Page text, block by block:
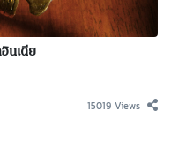
นเดีย
15019 Views